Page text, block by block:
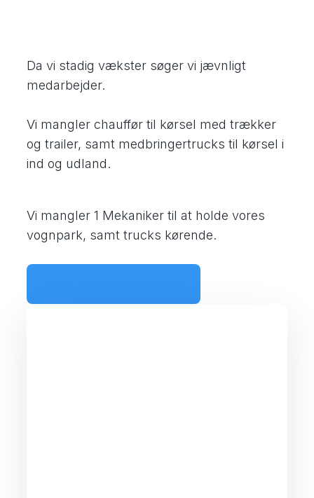
Da vi stadig vækster søger vi jævnligt
medarbejder.
Vi mangler chauffør til kørsel med trækker
og trailer, samt medbringertrucks til kørsel i
ind og udland.
Vi mangler 1 Mekaniker til at holde vores
vognpark, samt trucks kørende.